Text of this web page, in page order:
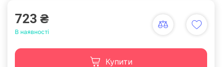
723 ₴
В наявності
Купити